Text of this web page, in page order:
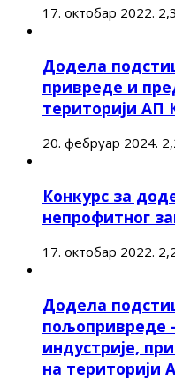
17. октобар 2022.
Додела
привреде и
територији АП
20. фебруар 2024.
Конкурс за
непрофитног
17. октобар 2022.
Додела
пољопривреде
индустрије,
на територији